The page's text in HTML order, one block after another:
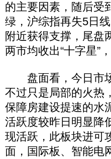
的主要因素，随后受
绿，沪综指再失5日
附近获得支撑，尾盘
两市均收出“十字星”
盘面看，今日市场
不过只是局部的火热
保障房建设提速的水
活跃度较昨日明显降
现活跃，此板块进可
面，国际板、智能电